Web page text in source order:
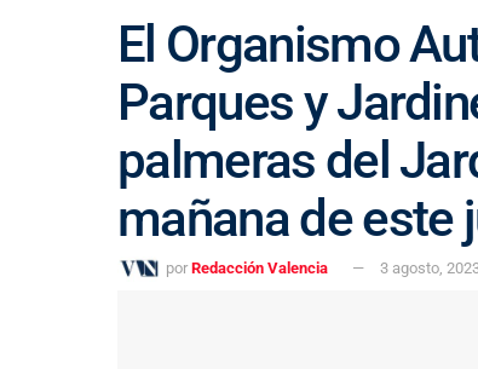
El Organismo
Parques y
palmeras del
mañana de este
por Redacción Valencia 3 agosto,